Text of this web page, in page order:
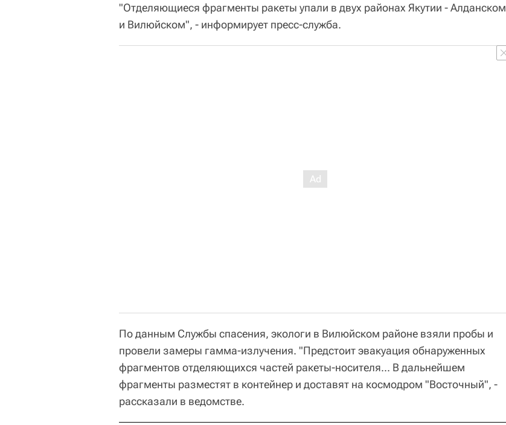
"Отделяющиеся фрагменты ракеты упали в двух районах Якутии - Алданском
и Вилюйском", - информирует пресс-служба.
По данным Службы спасения, экологи в Вилюйском районе взяли пробы и
провели замеры гамма-излучения. "Предстоит эвакуация обнаруженных
фрагментов отделяющихся частей ракеты-носителя... В дальнейшем
фрагменты разместят в контейнер и доставят на космодром "Восточный", -
рассказали в ведомстве.